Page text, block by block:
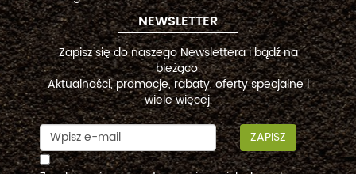
NEWSLETTER
Zapisz się do naszego Newslettera i bądź na
bieżąco.
Aktualności, promocje, rabaty, oferty specjalne i
wiele więcej.
ZAPISZ